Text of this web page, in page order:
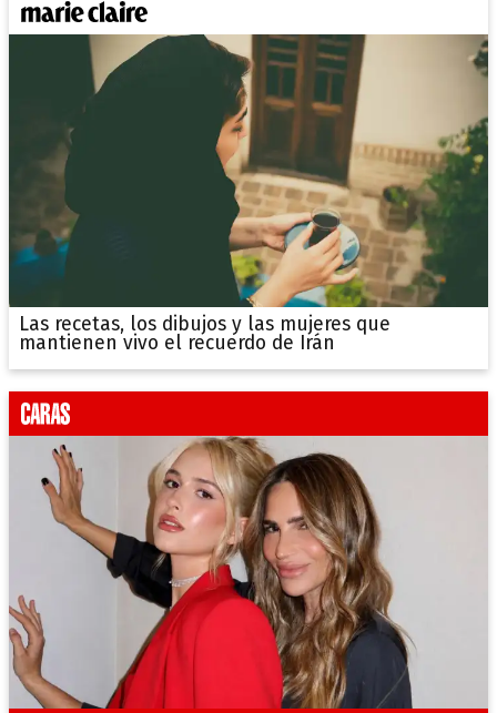
Las recetas, los dibujos y las mujeres que
mantienen vivo el recuerdo de Irán